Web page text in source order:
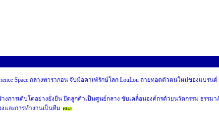
Space กลางพารากอน จับมือคาเฟ่รักษ์โลก LouLou ถ่ายทอดตัวตนใหม่ของแบรนด์
งการเติบโตอย่างยั่งยืน ยึดลูกค้าเป็นศูนย์กลาง ขับเคลื่อนองค์กรด้วยนวัตกรรม ธรรมา
และการทำงานเป็นทีม